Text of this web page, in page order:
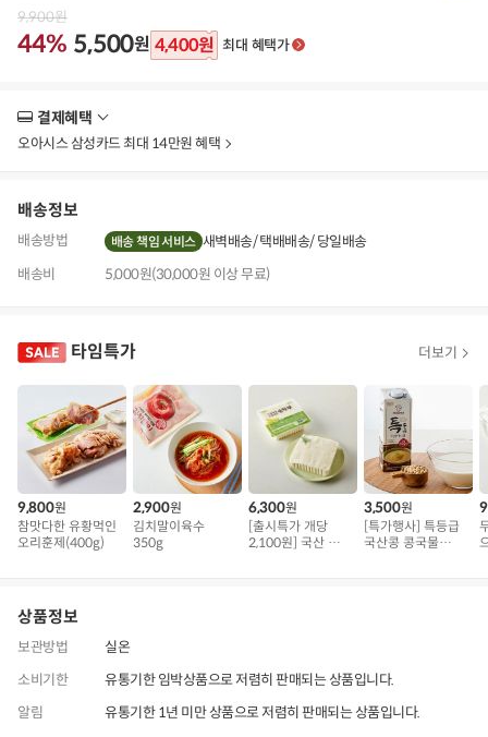
9,900원
44% 5,500원 4,400원 최대 혜택가
결제혜택
보
오아시스 삼성카드 최대 14만원 혜택
배송정보
배송방법 배송 책임 서비스 새벽배송 택배배송 당일배송
배송비
5,000원(30,000원 이상 무료)
타임특가 더보기
9,800원
참맛다한 유황먹인
오리훈제(400g)
2,900원
김치말이육수
350g
6,300원
[출시특가 개당
2,100원] 국산 무농
3,500원
[특가행사] 특등급
국산콩 콩국물
상품정보
보관방법
실온
소비기한
유통기한 임박상품으로 저렴히 판매되는 상품입니다.
알림
유통기한 1년 미만 상품으로 저렴히 판매되는 상품입니다.